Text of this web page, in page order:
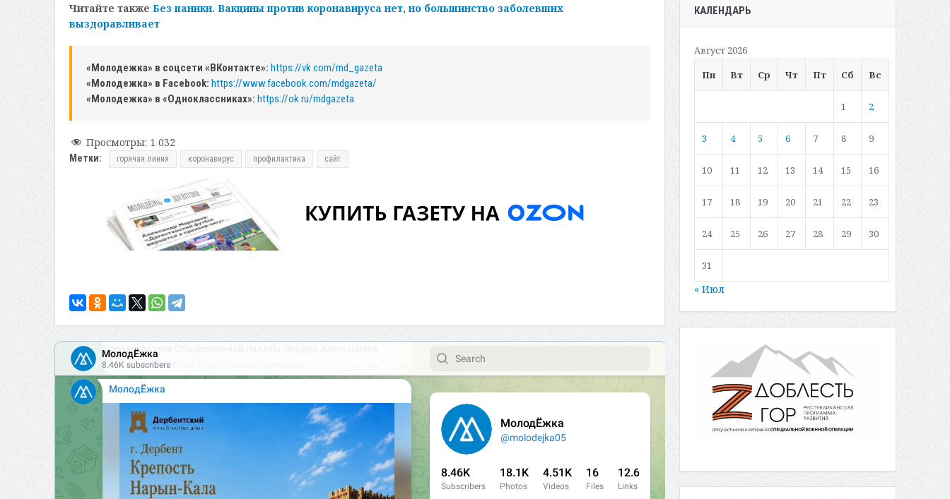
Читайте также Без паники. Вакцины против коронавируса нет, но большинство заболевших
выздоравливает
«Молодежка» в соцсети «ВКонтакте»: https://vk.com/md_gazeta
«Молодежка» в Facebook: https://www.facebook.com/mdgazeta/
«Молодежка» в «Одноклассниках»: https://ok.ru/mdgazeta
Просмотры: 1 032
Метки: горячая линия коронавирус профилактика сайт
КАЛЕНДАРЬ
Август 2026
Пн
Вт Ср Чт Пт Сб Вс
1 2
3 4 5 6 7 8 9
10 11 12 13 14 15 16
17 18 19 20 21 22 23
24 25 26 27 28 29 30
31
« Июл